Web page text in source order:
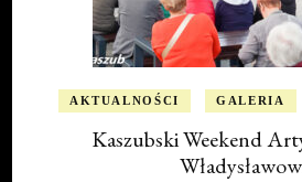
AKTUALNOŚCI GALERIA
Kaszubski Weekend